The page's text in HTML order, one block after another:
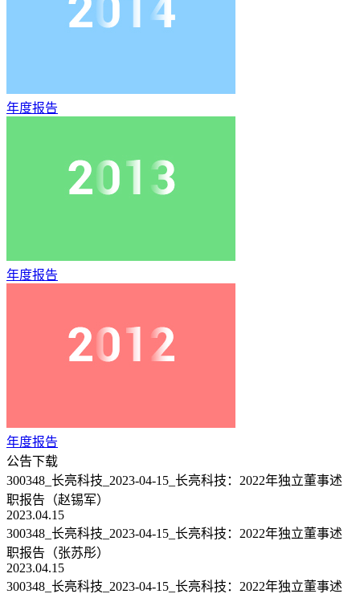
年度报告
年度报告
年度报告
公告下载
300348_长亮科技_2023-04-15_长亮科技：2022年独立董事述
职报告（赵锡军）
2023.04.15
300348_长亮科技_2023-04-15_长亮科技：2022年独立董事述
职报告（张苏彤）
2023.04.15
300348_长亮科技_2023-04-15_长亮科技：2022年独立董事述